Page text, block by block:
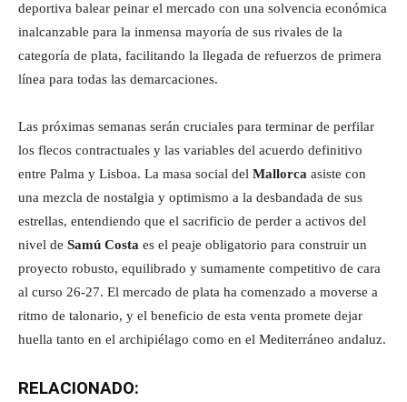
deportiva balear peinar el mercado con una solvencia económica
inalcanzable para la inmensa mayoría de sus rivales de la
categoría de plata, facilitando la llegada de refuerzos de primera
línea para todas las demarcaciones.
Las próximas semanas serán cruciales para terminar de perfilar
los flecos contractuales y las variables del acuerdo definitivo
entre Palma y Lisboa. La masa social del Mallorca asiste con
una mezcla de nostalgia y optimismo a la desbandada de sus
estrellas, entendiendo que el sacrificio de perder a activos del
nivel de Samú Costa es el peaje obligatorio para construir un
proyecto robusto, equilibrado y sumamente competitivo de cara
al curso 26-27. El mercado de plata ha comenzado a moverse a
ritmo de talonario, y el beneficio de esta venta promete dejar
huella tanto en el archipiélago como en el Mediterráneo andaluz.
RELACIONADO: